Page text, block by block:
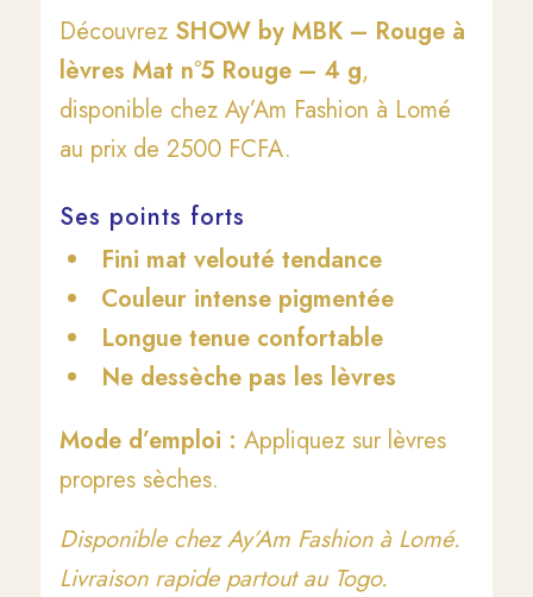
Découvrez SHOW by MBK – Rouge à
lèvres Mat n°5 Rouge – 4 g,
disponible chez Ay’Am Fashion à Lomé
au prix de 2500 FCFA.
Ses points forts
Fini mat velouté tendance
Couleur intense pigmentée
Longue tenue confortable
Ne dessèche pas les lèvres
Mode d’emploi : Appliquez sur lèvres
propres sèches.
Disponible chez Ay’Am Fashion à Lomé.
Livraison rapide partout au Togo.